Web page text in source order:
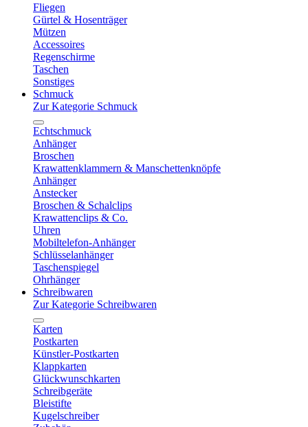
Fliegen
Gürtel & Hosenträger
Mützen
Accessoires
Regenschirme
Taschen
Sonstiges
Schmuck
Zur Kategorie Schmuck
Echtschmuck
Anhänger
Broschen
Krawattenklammern & Manschettenknöpfe
Anhänger
Anstecker
Broschen & Schalclips
Krawattenclips & Co.
Uhren
Mobiltelefon-Anhänger
Schlüsselanhänger
Taschenspiegel
Ohrhänger
Schreibwaren
Zur Kategorie Schreibwaren
Karten
Postkarten
Künstler-Postkarten
Klappkarten
Glückwunschkarten
Schreibgeräte
Bleistifte
Kugelschreiber